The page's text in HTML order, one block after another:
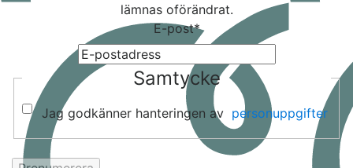
lämnas oförändrat.
E-post*
Samtycke
Jag godkänner hanteringen av personuppgifter